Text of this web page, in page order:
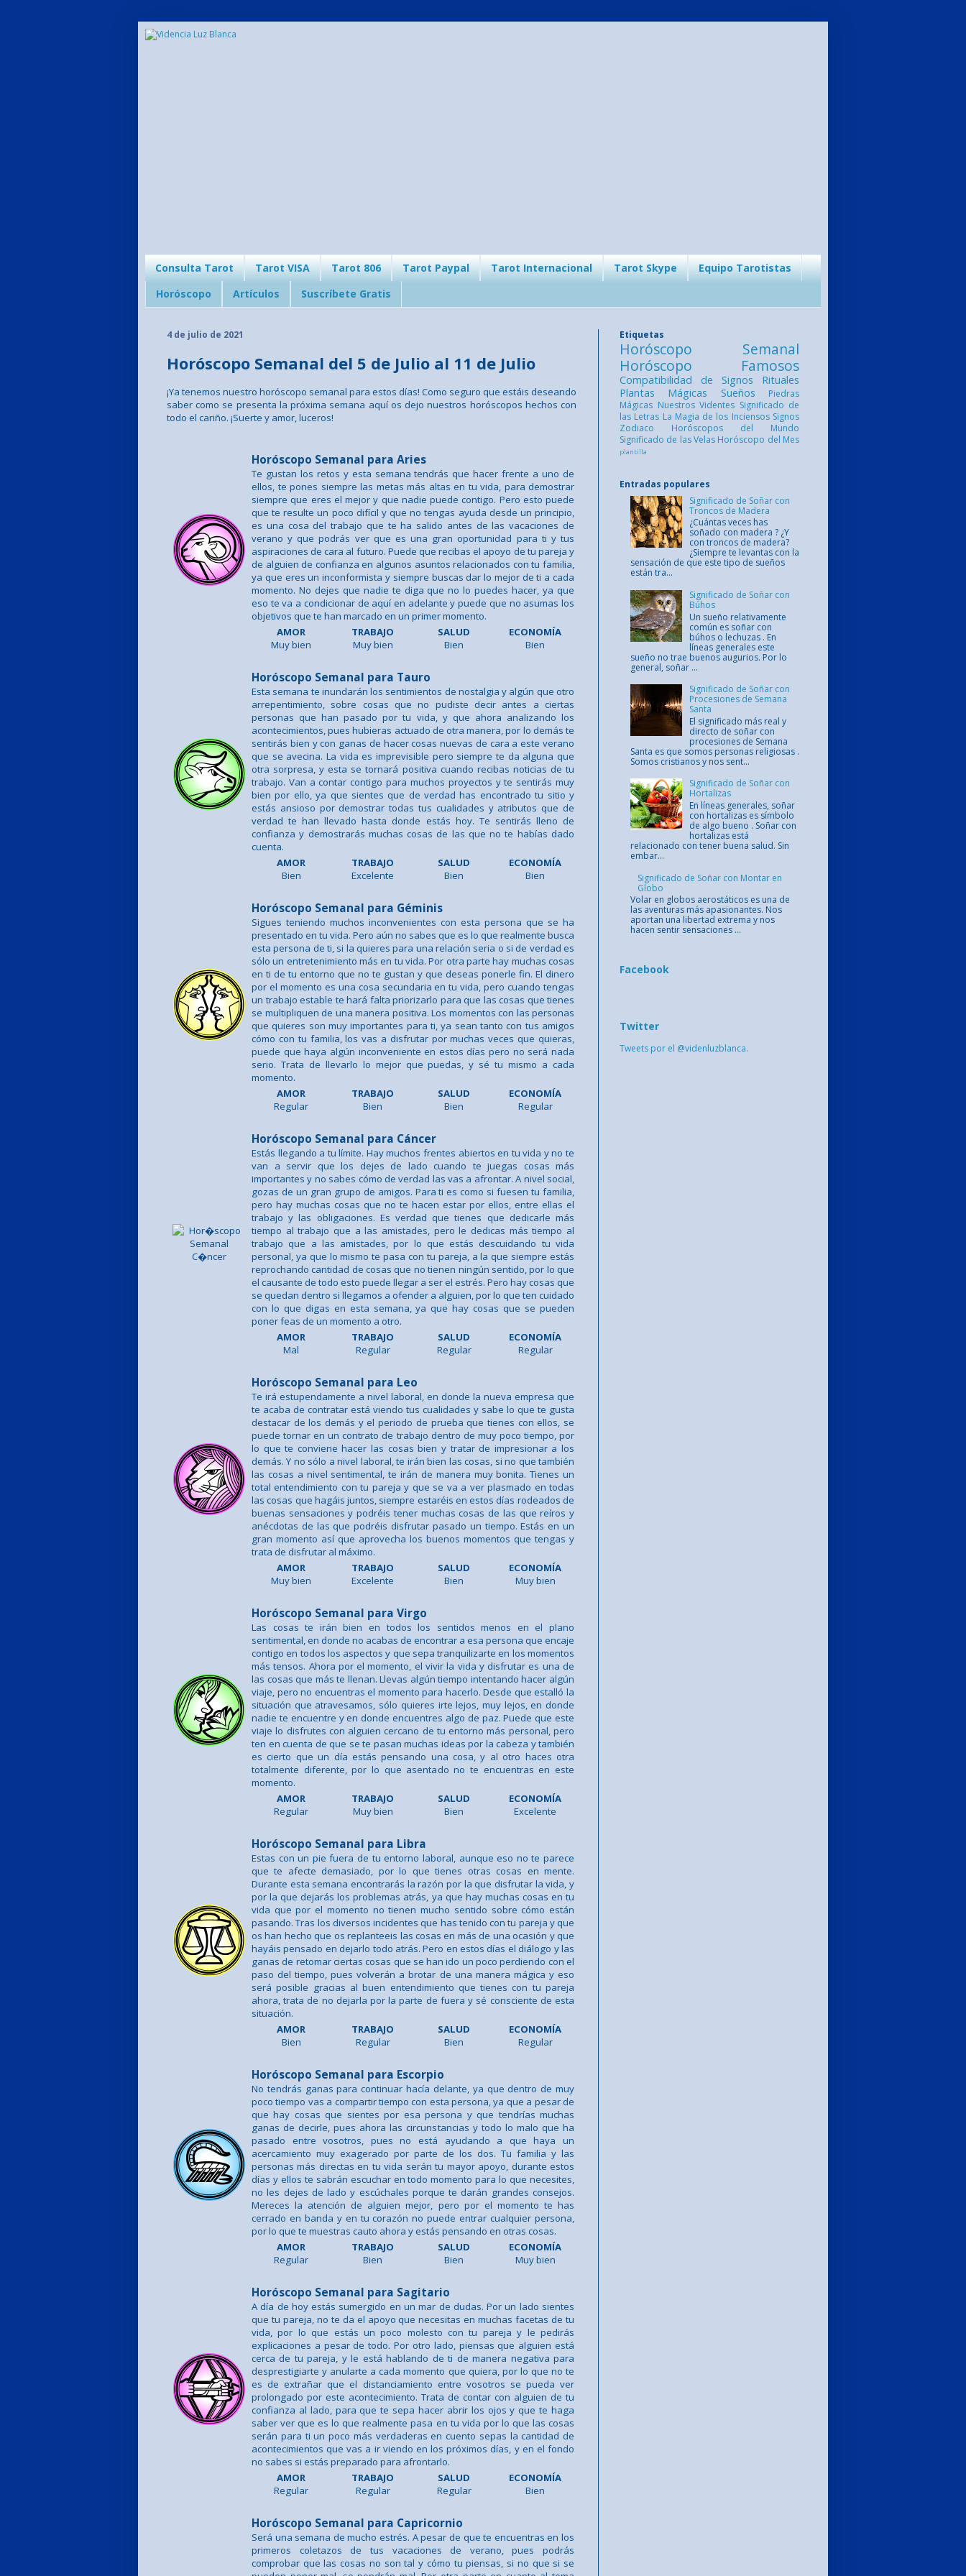
Consulta Tarot Tarot VISA Tarot 806 Tarot Paypal Tarot Internacional Tarot Skype
Equipo Tarotistas
Horóscopo
Artículos Suscríbete Gratis
4 de julio de 2021
Horóscopo Semanal del 5 de Julio al 11 de Julio
¡Ya tenemos nuestro horóscopo semanal para estos días! Como seguro que estáis deseando
saber como se presenta la próxima semana aquí os dejo nuestros horóscopos hechos con
todo el cariño. ¡Suerte y amor, luceros!
Horóscopo Semanal para Aries
Te gustan los retos y esta semana tendrás que hacer frente a uno de
ellos, te pones siempre las metas más altas en tu vida, para demostrar
siempre que eres el mejor y que nadie puede contigo. Pero esto puede
que te resulte un poco difícil y que no tengas ayuda desde un principio,
es una cosa del trabajo que te ha salido antes de las vacaciones de
verano y que podrás ver que es una gran oportunidad para ti y tus
aspiraciones de cara al futuro. Puede que recibas el apoyo de tu pareja y
de alguien de confianza en algunos asuntos relacionados con tu familia,
ya que eres un inconformista y siempre buscas dar lo mejor de ti a cada
momento. No dejes que nadie te diga que no lo puedes hacer, ya que
eso te va a condicionar de aquí en adelante y puede que no asumas los
objetivos que te han marcado en un primer momento.
AMOR
Muy bien
TRABAJO
Muy bien
SALUD
Bien
ECONOMÍA
Bien
Horóscopo Semanal para Tauro
Esta semana te inundarán los sentimientos de nostalgia y algún que otro
arrepentimiento, sobre cosas que no pudiste decir antes a ciertas
personas que han pasado por tu vida, y que ahora analizando los
acontecimientos, pues hubieras actuado de otra manera, por lo demás te
sentirás bien y con ganas de hacer cosas nuevas de cara a este verano
que se avecina. La vida es imprevisible pero siempre te da alguna que
otra sorpresa, y esta se tornará positiva cuando recibas noticias de tu
trabajo. Van a contar contigo para muchos proyectos y te sentirás muy
bien por ello, ya que sientes que de verdad has encontrado tu sitio y
estás ansioso por demostrar todas tus cualidades y atributos que de
verdad te han llevado hasta donde estás hoy. Te sentirás lleno de
confianza y demostrarás muchas cosas de las que no te habías dado
cuenta.
AMOR
Bien
TRABAJO
Excelente
SALUD
Bien
ECONOMÍA
Bien
Horóscopo Semanal para Géminis
Sigues teniendo muchos inconvenientes con esta persona que se ha
presentado en tu vida. Pero aún no sabes que es lo que realmente busca
esta persona de ti, si la quieres para una relación seria o si de verdad es
sólo un entretenimiento más en tu vida. Por otra parte hay muchas cosas
en ti de tu entorno que no te gustan y que deseas ponerle fin. El dinero
por el momento es una cosa secundaria en tu vida, pero cuando tengas
un trabajo estable te hará falta priorizarlo para que las cosas que tienes
se multipliquen de una manera positiva. Los momentos con las personas
que quieres son muy importantes para ti, ya sean tanto con tus amigos
cómo con tu familia, los vas a disfrutar por muchas veces que quieras,
puede que haya algún inconveniente en estos días pero no será nada
serio. Trata de llevarlo lo mejor que puedas, y sé tu mismo a cada
momento.
AMOR
Regular
TRABAJO
Bien
SALUD
Bien
ECONOMÍA
Regular
Horóscopo Semanal para Cáncer
Estás llegando a tu límite. Hay muchos frentes abiertos en tu vida y no te
van a servir que los dejes de lado cuando te juegas cosas más
importantes y no sabes cómo de verdad las vas a afrontar. A nivel social,
gozas de un gran grupo de amigos. Para ti es como si fuesen tu familia,
pero hay muchas cosas que no te hacen estar por ellos, entre ellas el
trabajo y las obligaciones. Es verdad que tienes que dedicarle más
tiempo al trabajo que a las amistades, pero le dedicas más tiempo al
trabajo que a las amistades, por lo que estás descuidando tu vida
personal, ya que lo mismo te pasa con tu pareja, a la que siempre estás
reprochando cantidad de cosas que no tienen ningún sentido, por lo que
el causante de todo esto puede llegar a ser el estrés. Pero hay cosas que
se quedan dentro si llegamos a ofender a alguien, por lo que ten cuidado
con lo que digas en esta semana, ya que hay cosas que se pueden
poner feas de un momento a otro.
AMOR
Mal
TRABAJO
Regular
SALUD
Regular
ECONOMÍA
Regular
Horóscopo Semanal para Leo
Te irá estupendamente a nivel laboral, en donde la nueva empresa que
te acaba de contratar está viendo tus cualidades y sabe lo que te gusta
destacar de los demás y el periodo de prueba que tienes con ellos, se
puede tornar en un contrato de trabajo dentro de muy poco tiempo, por
lo que te conviene hacer las cosas bien y tratar de impresionar a los
demás. Y no sólo a nivel laboral, te irán bien las cosas, si no que también
las cosas a nivel sentimental, te irán de manera muy bonita. Tienes un
total entendimiento con tu pareja y que se va a ver plasmado en todas
las cosas que hagáis juntos, siempre estaréis en estos días rodeados de
buenas sensaciones y podréis tener muchas cosas de las que reíros y
anécdotas de las que podréis disfrutar pasado un tiempo. Estás en un
gran momento así que aprovecha los buenos momentos que tengas y
trata de disfrutar al máximo.
AMOR
Muy bien
TRABAJO
Excelente
SALUD
Bien
ECONOMÍA
Muy bien
Horóscopo Semanal para Virgo
Las cosas te irán bien en todos los sentidos menos en el plano
sentimental, en donde no acabas de encontrar a esa persona que encaje
contigo en todos los aspectos y que sepa tranquilizarte en los momentos
más tensos. Ahora por el momento, el vivir la vida y disfrutar es una de
las cosas que más te llenan. Llevas algún tiempo intentando hacer algún
viaje, pero no encuentras el momento para hacerlo. Desde que estalló la
situación que atravesamos, sólo quieres irte lejos, muy lejos, en donde
nadie te encuentre y en donde encuentres algo de paz. Puede que este
viaje lo disfrutes con alguien cercano de tu entorno más personal, pero
ten en cuenta de que se te pasan muchas ideas por la cabeza y también
es cierto que un día estás pensando una cosa, y al otro haces otra
totalmente diferente, por lo que asentado no te encuentras en este
momento.
AMOR
Regular
TRABAJO
Muy bien
SALUD
Bien
ECONOMÍA
Excelente
Horóscopo Semanal para Libra
Estas con un pie fuera de tu entorno laboral, aunque eso no te parece
que te afecte demasiado, por lo que tienes otras cosas en mente.
Durante esta semana encontrarás la razón por la que disfrutar la vida, y
por la que dejarás los problemas atrás, ya que hay muchas cosas en tu
vida que por el momento no tienen mucho sentido sobre cómo están
pasando. Tras los diversos incidentes que has tenido con tu pareja y que
os han hecho que os replanteeis las cosas en más de una ocasión y que
hayáis pensado en dejarlo todo atrás. Pero en estos días el diálogo y las
ganas de retomar ciertas cosas que se han ido un poco perdiendo con el
paso del tiempo, pues volverán a brotar de una manera mágica y eso
será posible gracias al buen entendimiento que tienes con tu pareja
ahora, trata de no dejarla por la parte de fuera y sé consciente de esta
situación.
AMOR
Bien
TRABAJO
Regular
SALUD
Bien
ECONOMÍA
Regular
Horóscopo Semanal para Escorpio
No tendrás ganas para continuar hacía delante, ya que dentro de muy
poco tiempo vas a compartir tiempo con esta persona, ya que a pesar de
que hay cosas que sientes por esa persona y que tendrías muchas
ganas de decirle, pues ahora las circunstancias y todo lo malo que ha
pasado entre vosotros, pues no está ayudando a que haya un
acercamiento muy exagerado por parte de los dos. Tu familia y las
personas más directas en tu vida serán tu mayor apoyo, durante estos
días y ellos te sabrán escuchar en todo momento para lo que necesites,
no les dejes de lado y escúchales porque te darán grandes consejos.
Mereces la atención de alguien mejor, pero por el momento te has
cerrado en banda y en tu corazón no puede entrar cualquier persona,
por lo que te muestras cauto ahora y estás pensando en otras cosas.
AMOR
Regular
TRABAJO
Bien
SALUD
Bien
ECONOMÍA
Muy bien
Horóscopo Semanal para Sagitario
A día de hoy estás sumergido en un mar de dudas. Por un lado sientes
que tu pareja, no te da el apoyo que necesitas en muchas facetas de tu
vida, por lo que estás un poco molesto con tu pareja y le pedirás
explicaciones a pesar de todo. Por otro lado, piensas que alguien está
cerca de tu pareja, y le está hablando de ti de manera negativa para
desprestigiarte y anularte a cada momento que quiera, por lo que no te
es de extrañar que el distanciamiento entre vosotros se pueda ver
prolongado por este acontecimiento. Trata de contar con alguien de tu
confianza al lado, para que te sepa hacer abrir los ojos y que te haga
saber ver que es lo que realmente pasa en tu vida por lo que las cosas
serán para ti un poco más verdaderas en cuento sepas la cantidad de
acontecimientos que vas a ir viendo en los próximos días, y en el fondo
no sabes si estás preparado para afrontarlo.
AMOR
Regular
TRABAJO
Regular
SALUD
Regular
ECONOMÍA
Bien
Horóscopo Semanal para Capricornio
Será una semana de mucho estrés. A pesar de que te encuentras en los
primeros coletazos de tus vacaciones de verano, pues podrás
comprobar que las cosas no son tal y cómo tu piensas, si no que si se
Etiquetas
Horóscopo Semanal
Horóscopo Famosos
Compatibilidad de Signos Rituales
Plantas Mágicas Sueños
Piedras
Mágicas Nuestros Videntes Significado de
las Letras La Magia de los Inciensos Signos
Zodiaco Horóscopos del Mundo
Significado de las Velas Horóscopo del Mes
plantilla
Entradas populares
Significado de Soñar con
Troncos de Madera
¿Cuántas veces has
soñado con madera ? ¿Y
con troncos de madera?
¿Siempre te levantas con la
sensación de que este tipo de sueños
están tra...
Significado de Soñar con
Búhos
Un sueño relativamente
común es soñar con
búhos o lechuzas . En
líneas generales este
sueño no trae buenos augurios. Por lo
general, soñar ...
Significado de Soñar con
Procesiones de Semana
Santa
El significado más real y
directo de soñar con
procesiones de Semana
Santa es que somos personas religiosas .
Somos cristianos y nos sent...
Significado de Soñar con
Hortalizas
En líneas generales, soñar
con hortalizas es símbolo
de algo bueno . Soñar con
hortalizas está
relacionado con tener buena salud. Sin
embar...
Significado de Soñar con Montar en
Globo
Volar en globos aerostáticos es una de
las aventuras más apasionantes. Nos
aportan una libertad extrema y nos
hacen sentir sensaciones ...
Facebook
Twitter
Tweets por el @videnluzblanca.